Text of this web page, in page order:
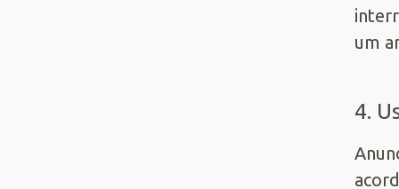
um
4.